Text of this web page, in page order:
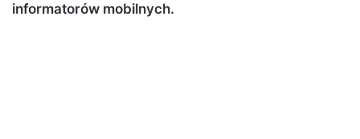
informatorów mobilnych.